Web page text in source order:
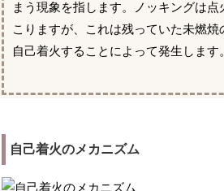
まう現象を指します。ノッキングは点
こりますが、これは残っていた未燃焼
自己着火することによって発生します
自己着火のメカニズム